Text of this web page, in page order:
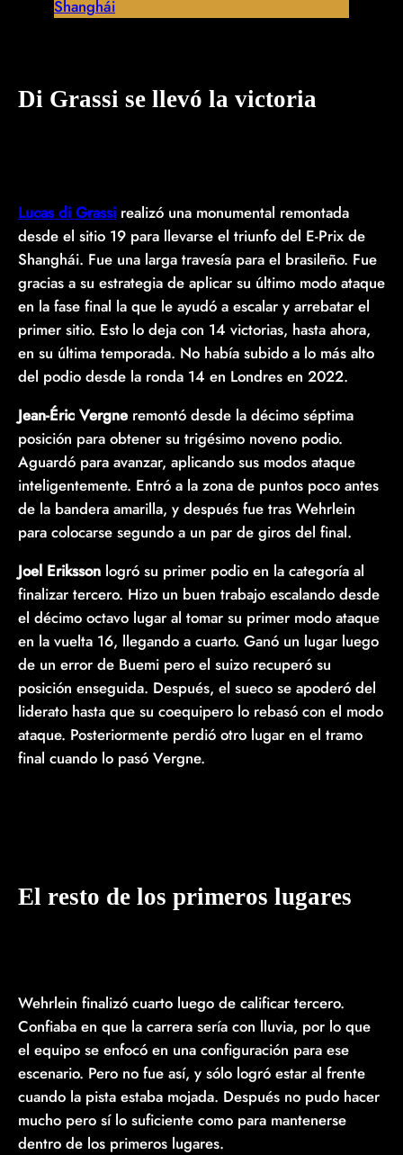
Shanghái
Di Grassi se llevó la victoria
Lucas di Grassi realizó una monumental remontada
desde el sitio 19 para llevarse el triunfo del E-Prix de
Shanghái. Fue una larga travesía para el brasileño. Fue
gracias a su estrategia de aplicar su último modo ataque
en la fase final la que le ayudó a escalar y arrebatar el
primer sitio. Esto lo deja con 14 victorias, hasta ahora,
en su última temporada. No había subido a lo más alto
del podio desde la ronda 14 en Londres en 2022.
Jean-Éric Vergneremontó desde la décimo séptima
posición para obtener su trigésimo noveno podio.
Aguardó para avanzar, aplicando sus modos ataque
inteligentemente. Entró a la zona de puntos poco antes
de la bandera amarilla, y después fue tras Wehrlein
para colocarse segundo a un par de giros del final.
Joel Eriksson logró su primer podio en la categoría al
finalizar tercero. Hizo un buen trabajo escalando desde
el décimo octavo lugar al tomar su primer modo ataque
en la vuelta 16, llegando a cuarto. Ganó un lugar luego
de un error de Buemi pero el suizo recuperó su
posición enseguida. Después, el sueco se apoderó del
liderato hasta que su coequipero lo rebasó con el modo
ataque. Posteriormente perdió otro lugar en el tramo
final cuando lo pasó Vergne.
El resto de los primeros lugares
Wehrlein finalizó cuarto luego de calificar tercero.
Confiaba en que la carrera sería con lluvia, por lo que
el equipo se enfocó en una configuración para ese
escenario. Pero no fue así, y sólo logró estar al frente
cuando la pista estaba mojada. Después no pudo hacer
mucho pero sí lo suficiente como para mantenerse
dentro de los primeros lugares.